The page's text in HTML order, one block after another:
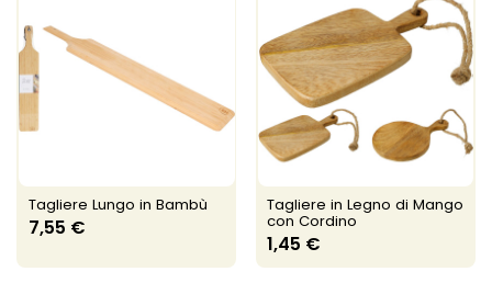
Tagliere Lungo in Bambù
7,55 €
Tagliere in Legno di Mango
con Cordino
1,45 €